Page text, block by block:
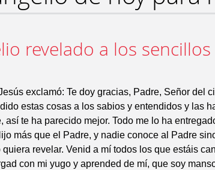
revelado a los sencillos
exclamó: Te doy gracias, Padre, Señor del
estas cosas a los sabios y entendidos y las
así te ha parecido mejor. Todo me lo ha
más que el Padre, y nadie conoce al Padre
revelar. Venid a mí todos los que estáis
con mi yugo y aprended de mí, que soy